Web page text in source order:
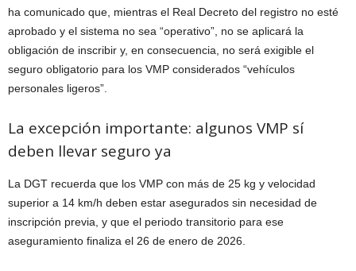
ha comunicado que, mientras el Real Decreto del registro no esté
aprobado y el sistema no sea “operativo”, no se aplicará la
obligación de inscribir y, en consecuencia, no será exigible el
seguro obligatorio para los VMP considerados “vehículos
personales ligeros”.
La excepción importante: algunos VMP sí
deben llevar seguro ya
La DGT recuerda que los VMP con más de 25 kg y velocidad
superior a 14 km/h deben estar asegurados sin necesidad de
inscripción previa, y que el periodo transitorio para ese
aseguramiento finaliza el 26 de enero de 2026.